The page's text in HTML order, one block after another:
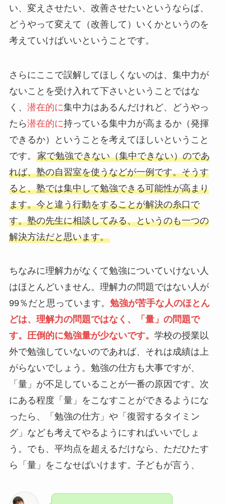
い、変えさせたい、改善させたいというならば、
どうやって変えて（改善して）いくかというのを
考えていけばいいということです。
さらにここで誤解してほしくないのは、集中力が
ないことを受け入れて下さいということではな
く、 潜在的に集中力はあるんだけれど、どうやっ
たら潜在的に持っている集中力が高まるか（発揮
できるか）ということを考えてほしいということ
です。 家で勉強できない（集中できない）のであ
れば、塾の自習室を使うなどが一例です。そうす
ると、塾では集中して勉強できる可能性が高まり
ます。今と違う行動をすることが解決の糸口で
す。塾の先生に相談してみる、というのも一つの
解決方法だと思います。
ちなみに理解力がなくて勉強についていけない人
はほとんどいません。理解力の問題ではない人が
99％だと思っています。 勉強が苦手な人のほとん
どは、理解力の問題ではなく、「量」の問題で
す。圧倒的に勉強量が少ないです。 学校の授業以
外で勉強していないのであれば、それは成績は上
がらないでしょう。勉強の仕方も大事ですが、
「量」が不足していることが一番の原因です。次
にある程度「量」をこなすことができるようにな
ったら、「勉強の仕方」や「復習するタイミン
グ」なども考えてやるようにすればいいでしょ
う。でも、平均点を超えるだけなら、ただひたす
ら「量」をこなせばいけます。子どもが言う、